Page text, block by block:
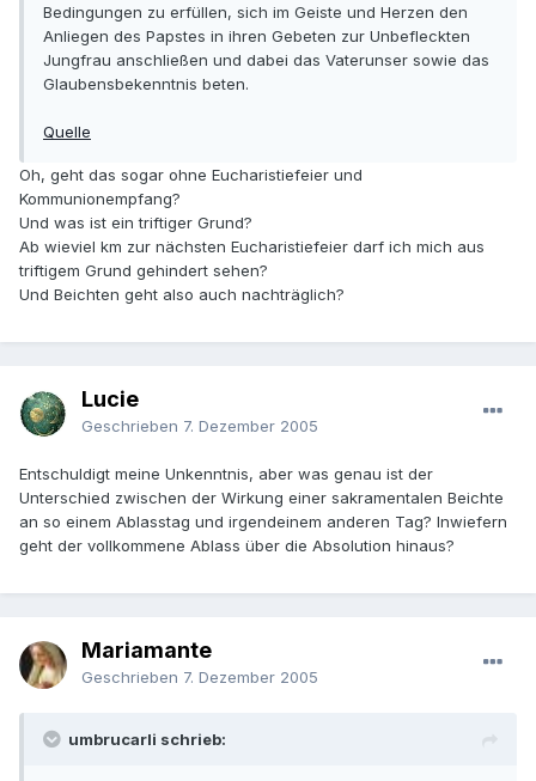
Bedingungen zu erfüllen, sich im Geiste und Herzen den
Anliegen des Papstes in ihren Gebeten zur Unbefleckten
Jungfrau anschließen und dabei das Vaterunser sowie das
Glaubensbekenntnis beten.
Quelle
Oh, geht das sogar ohne Eucharistiefeier und
Kommunionempfang?
Und was ist ein triftiger Grund?
Ab wieviel km zur nächsten Eucharistiefeier darf ich mich aus
triftigem Grund gehindert sehen?
Und Beichten geht also auch nachträglich?
Lucie
Geschrieben 7. Dezember 2005
Entschuldigt meine Unkenntnis, aber was genau ist der
Unterschied zwischen der Wirkung einer sakramentalen Beichte
an so einem Ablasstag und irgendeinem anderen Tag? Inwiefern
geht der vollkommene Ablass über die Absolution hinaus?
Mariamante
Geschrieben 7. Dezember 2005
umbrucarli schrieb: